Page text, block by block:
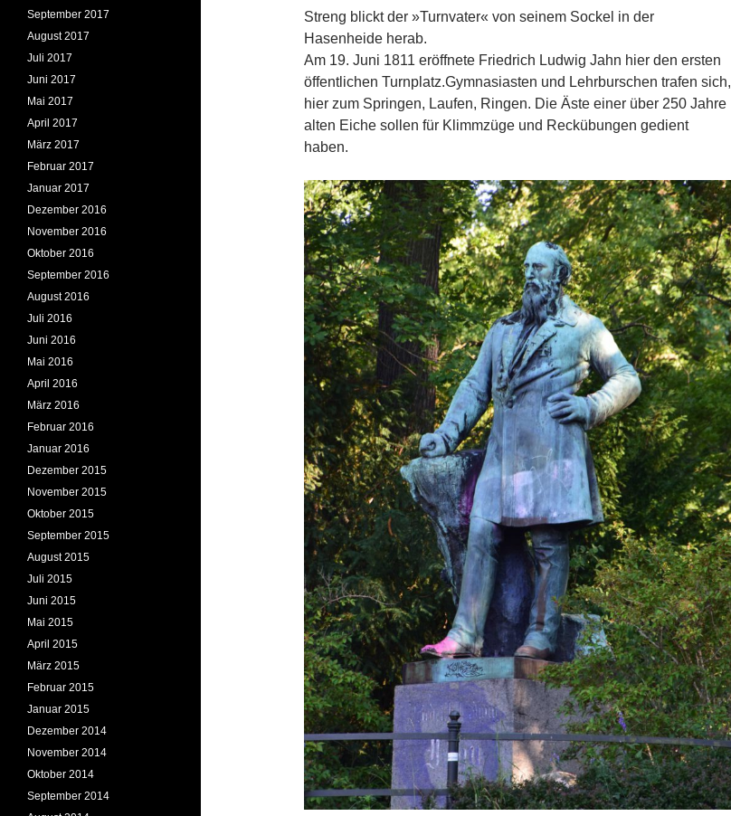
Streng blickt der »Turnvater« von seinem Sockel in der
Hasenheide herab.
Am 19. Juni 1811 eröffnete Friedrich Ludwig Jahn hier den ersten
öffentlichen Turnplatz.Gymnasiasten und Lehrburschen trafen sich,
hier zum Springen, Laufen, Ringen. Die Äste einer über 250 Jahre
alten Eiche sollen für Klimmzüge und Reckübungen gedient
haben.
September 2017
August 2017
Juli 2017
Juni 2017
Mai 2017
April 2017
März 2017
Februar 2017
Januar 2017
Dezember 2016
November 2016
Oktober 2016
September 2016
August 2016
Juli 2016
Juni 2016
Mai 2016
April 2016
März 2016
Februar 2016
Januar 2016
Dezember 2015
November 2015
Oktober 2015
September 2015
August 2015
Juli 2015
Juni 2015
Mai 2015
April 2015
März 2015
Februar 2015
Januar 2015
Dezember 2014
November 2014
Oktober 2014
September 2014